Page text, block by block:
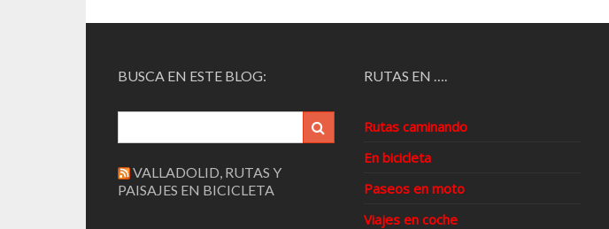
BUSCA EN ESTE BLOG:
VALLADOLID, RUTAS Y
PAISAJES EN BICICLETA
RUTAS EN ….
Rutas caminando
En bicicleta
Paseos en moto
Viajes en coche